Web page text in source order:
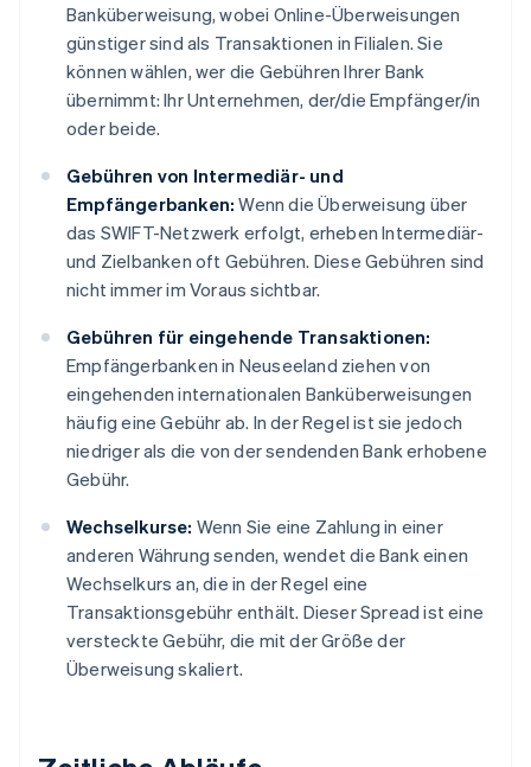
Banküberweisung, wobei Online-Überweisungen
günstiger sind als Transaktionen in Filialen. Sie
können wählen, wer die Gebühren Ihrer Bank
übernimmt: Ihr Unternehmen, der/die Empfänger/in
oder beide.
Gebühren von Intermediär- und
Empfängerbanken: Wenn die Überweisung über
das SWIFT-Netzwerk erfolgt, erheben Intermediär-
und Zielbanken oft Gebühren. Diese Gebühren sind
nicht immer im Voraus sichtbar.
Gebühren für eingehende Transaktionen:
Empfängerbanken in Neuseeland ziehen von
eingehenden internationalen Banküberweisungen
häufig eine Gebühr ab. In der Regel ist sie jedoch
niedriger als die von der sendenden Bank erhobene
Gebühr.
Wechselkurse: Wenn Sie eine Zahlung in einer
anderen Währung senden, wendet die Bank einen
Wechselkurs an, die in der Regel eine
Transaktionsgebühr enthält. Dieser Spread ist eine
versteckte Gebühr, die mit der Größe der
Überweisung skaliert.